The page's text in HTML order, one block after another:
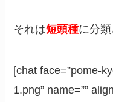
それは短頭種に分類
[chat face=”pome-
1.png” name=””